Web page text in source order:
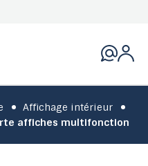
Affichage intérieur
affiches multifonction